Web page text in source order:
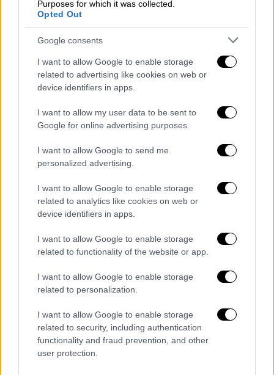
Purposes for which it was collected.
Opted Out
Google consents
I want to allow Google to enable storage
related to advertising like cookies on web or
device identifiers in apps.
I want to allow my user data to be sent to
Google for online advertising purposes.
I want to allow Google to send me
personalized advertising.
I want to allow Google to enable storage
related to analytics like cookies on web or
device identifiers in apps.
I want to allow Google to enable storage
related to functionality of the website or app.
I want to allow Google to enable storage
related to personalization.
I want to allow Google to enable storage
related to security, including authentication
functionality and fraud prevention, and other
user protection.
«Όλοι ψάχνουν για ένα «ασφαλές μέρος»
σχολίασε ο Μοχάμεντ Ισμαήλ, ένας πατέρας,
στο BBC.
«Πρέπει να δείτε πώς οι σκηνές είναι
κολλημένες η μία δίπλα στην άλλη. Δεν
υπάρχει καθόλου χώρος μεταξύ τους.
Μπορείς να ακούσεις κάθε λέξη που λέει ο
γείτονάς σου στη γυναίκα και τα παιδιά του.
Όταν κάποιος πηγαίνει στην τουαλέτα,
μπορείς να τον ακούσεις. Πού είναι τα
αποχετευτικά συστήματα, οι εγκαταστάσεις
υγιεινής; Ζητάμε νερό, αλλά είναι όλα
μάταια.Ορκίζομαι στον Θεό ότι αυτό είναι
Το Ισραήλ κήρυξε για πρώτη φορά το al-
Mawasi «ανθρωπιστική ζώνη» όταν έδωσε
τις αρχικές εντολές εκκένωσης για την πόλη
Οκτώβριο του 2023. Ο ΟΗΕ και άλλες
οργανώσεις αρωγής δεν έχουν υιοθετήσει
ποτέ μια τέτοια ονομασία.